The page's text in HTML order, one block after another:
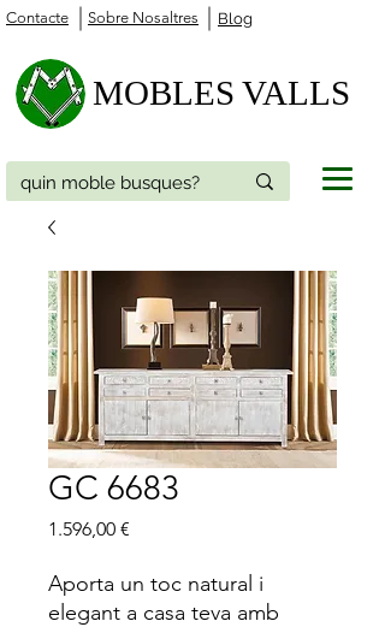
Contacte Blog
Sobre Nosaltres
MOBLES VALLS
GC 6683
1.596,00 €
Aporta un toc natural i
elegant a casa teva amb